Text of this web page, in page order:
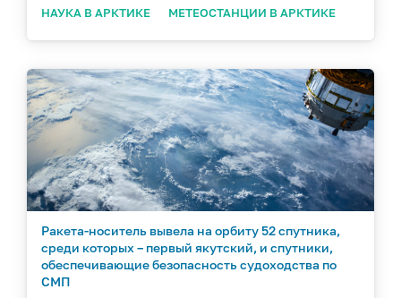
НАУКА В АРКТИКЕ МЕТЕОСТАНЦИИ В АРКТИКЕ
Ракета-носитель вывела на орбиту 52 спутника,
среди которых – первый якутский, и спутники,
обеспечивающие безопасность судоходства по
СМП